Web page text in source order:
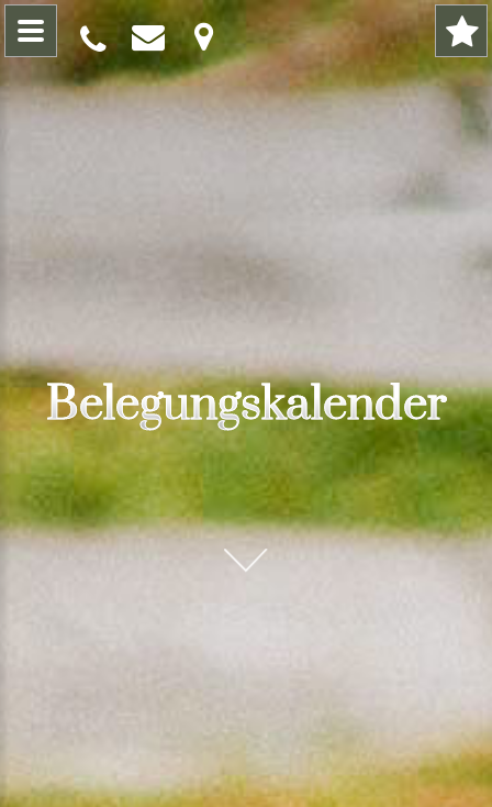
Belegungskalender